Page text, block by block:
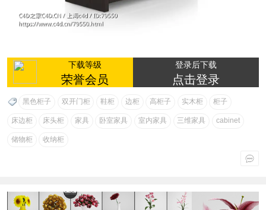
下载等级
荣誉会员
登录后下载
点击登录
黑色柜子 双开门柜 鞋柜 边柜 高柜子 实木柜 柜子
床边柜 床头柜 家具 卧室家具 室内家具 三维家具 cabinet
储物柜 收纳柜